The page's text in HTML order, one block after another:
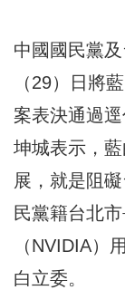
中國國民黨
（29）日將
案表決通過
坤城表示，
展，就是阻
民黨籍台北
（NVIDIA）
白立委。